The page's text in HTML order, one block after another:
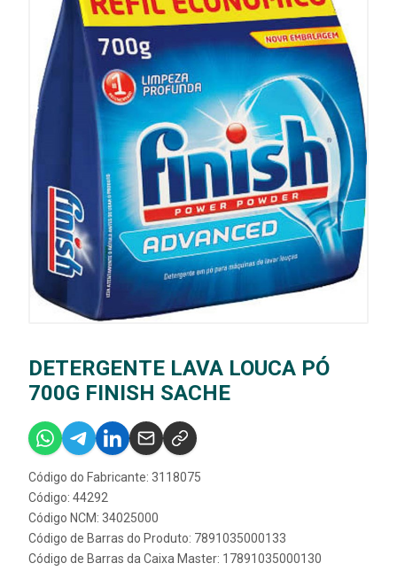
DETERGENTE LAVA LOUCA PÓ
700G FINISH SACHE
Código do Fabricante: 3118075
Código: 44292
Código NCM: 34025000
Código de Barras do Produto: 7891035000133
Código de Barras da Caixa Master: 17891035000130